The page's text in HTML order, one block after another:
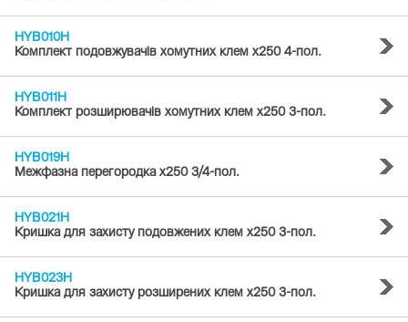
HYB010H
Комплект подовжувачів хомутних клем х250 4-пол.
HYB011H
Комплект розширювачів хомутних клем х250 3-пол.
HYB019H
Межфазна перегородка x250 3/4-пол.
HYB021H
Кришка для захисту подовжених клем x250 3-пол.
HYB023H
Кришка для захисту розширених клем x250 3-пол.